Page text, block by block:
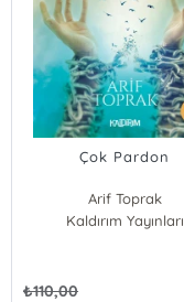
Çok Pardon
Arif Toprak
Kaldırım Yayınları
₺110,00